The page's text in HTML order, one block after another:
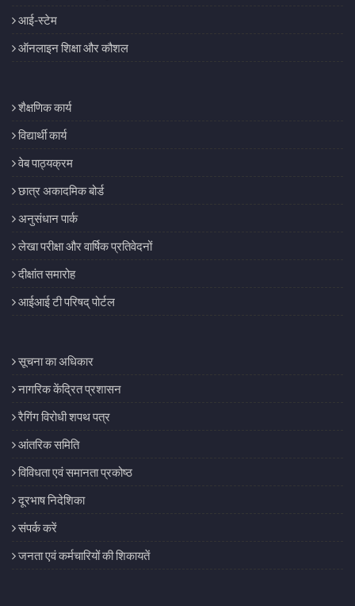
आई-स्टेम
ऑनलाइन शिक्षा और कौशल
शैक्षणिक कार्य
विद्यार्थी कार्य
वेब पाठ्यक्रम
छात्र अकादमिक बोर्ड
अनुसंधान पार्क
लेखा परीक्षा और वार्षिक प्रतिवेदनों
दीक्षांत समारोह
आईआई टी परिषद् पोर्टल
सूचना का अधिकार
नागरिक केंद्रित प्रशासन
रैगिंग विरोधी शपथ पत्र
आंतरिक समिति
विविधता एवं समानता प्रकोष्ठ
दूरभाष निदेशिका
संपर्क करें
जनता एवं कर्मचारियों की शिकायतें